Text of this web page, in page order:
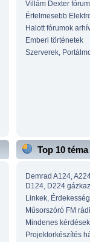
Villám Dexter
Értelmesebb
Halott fórumok
Emberi történetek
Szerverek,
Top 10
Demrad A124,
D124, D224
Linkek,
Műsorszóró FM
Mindenes
Projektorkészítés